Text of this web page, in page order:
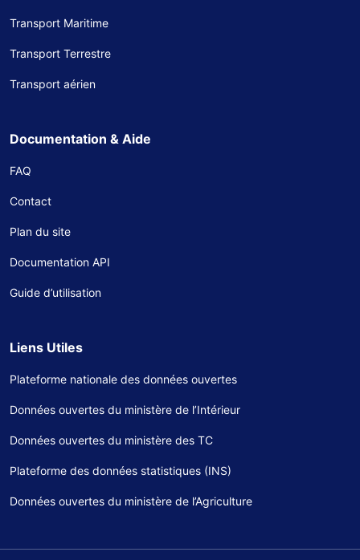
Transport Maritime
Transport Terrestre
Transport aérien
Documentation & Aide
FAQ
Contact
Plan du site
Documentation API
Guide d’utilisation
Liens Utiles
Plateforme nationale des données ouvertes
Données ouvertes du ministère de l’Intérieur
Données ouvertes du ministère des TC
Plateforme des données statistiques (INS)
Données ouvertes du ministère de l’Agriculture